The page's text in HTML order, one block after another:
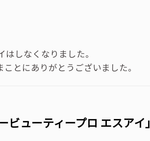
しなくなりました。
とにありがとうございました。
ューティープロ エスアイ」